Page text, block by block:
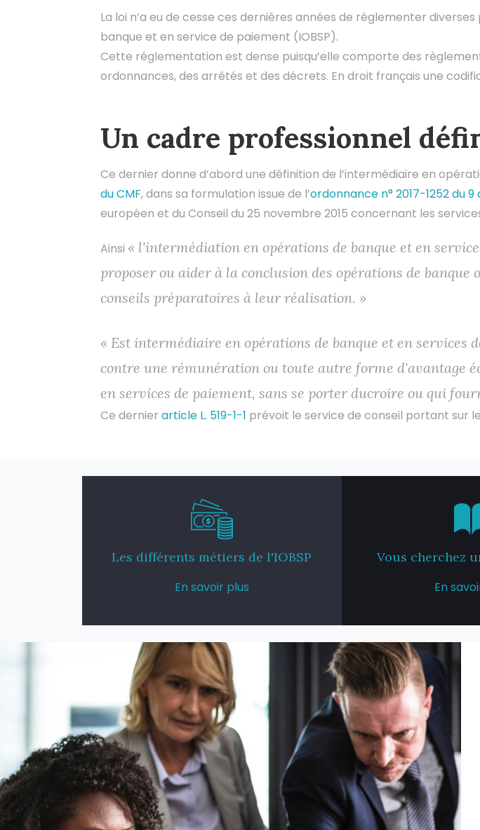
La loi n’a eu de cesse ces dernières années de réglementer
banque et en service de paiement (IOBSP).
Cette réglementation est dense puisqu’elle comporte des
ordonnances, des arrêtés et des décrets. En droit français une
Un cadre professionnel
Ce dernier donne d’abord une définition de l’intermédiaire en
du CMF, dans sa formulation issue de l’ordonnance n° 2017-1252 du 9
européen et du Conseil du 25 novembre 2015 concernant les
Ainsi « l'intermédiation en opérations de banque et en
proposer ou aider à la conclusion des opérations de
conseils préparatoires à leur réalisation. »
« Est intermédiaire en opérations de banque et en
contre une rémunération ou toute autre forme d'avantage
en services de paiement, sans se porter ducroire ou qui
Ce dernier article L. 519-1-1 prévoit le service de conseil portant sur
Les différents métiers de l'IOBSP
En savoir plus
Vous cherchez
En